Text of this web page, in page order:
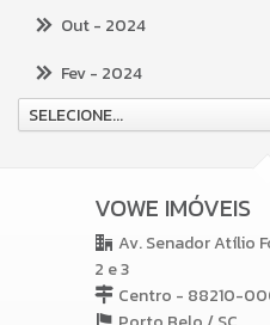
Out- 2024
Fev- 2024
SELECIONE...
VOWE IMÓVEIS
Av. Senador Atílio
2 e 3
Centro - 88210-